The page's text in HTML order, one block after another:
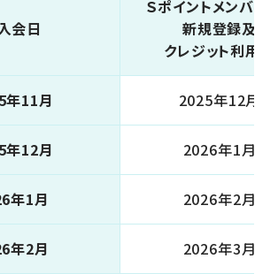
会日
Ｓポイントメンバー
新規登録及び
クレジット利用
年11月 2025年12月末
年12月 2026年1月末
年1月 2026年2月末
年2月 2026年3月末